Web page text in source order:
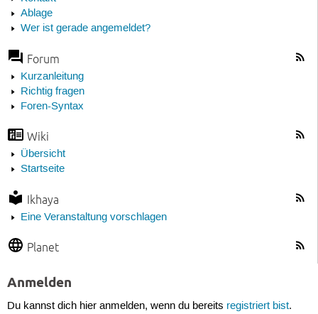
Ablage
Wer ist gerade angemeldet?
Forum
Kurzanleitung
Richtig fragen
Foren-Syntax
Wiki
Übersicht
Startseite
Ikhaya
Eine Veranstaltung vorschlagen
Planet
Anmelden
Du kannst dich hier anmelden, wenn du bereits registriert bist.